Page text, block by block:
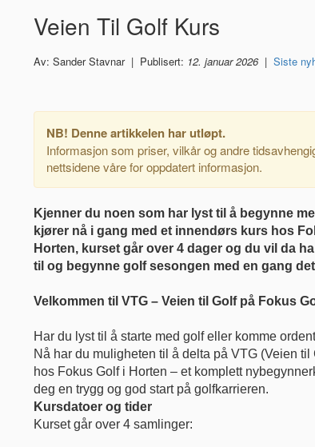
Veien Til Golf Kurs
Av: Sander Stavnar | Publisert: 12. januar 2026| Siste
NB! Denne artikkelen har utløpt.
Informasjon som priser, vilkår og andre
nettsidene våre for oppdatert informasjon.
Kjenner du noen som har lyst til å begynne
kjører nå i gang med et innendørs kurs hos
Horten, kurset går over 4 dager og du vil da
til og begynne golf sesongen med en gang
Velkommen til VTG – Veien til Golf på Fokus
Har du lyst til å starte med golf eller komme
Nå har du muligheten til å delta på VTG (Veien til
hos Fokus Golf i Horten – et komplett
deg en trygg og god start på golfkarrieren.
Kursdatoer og tider
Kurset går over 4 samlinger: